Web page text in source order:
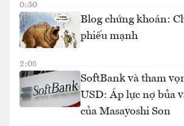
0:30
Blog chứng khoán:
phiếu mạnh
2:08
SoftBank và tham
USD: Áp lực nợ bủa
của Masayoshi Son